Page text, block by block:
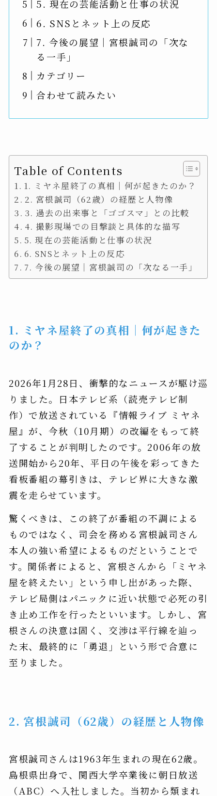
5. 現在の芸能活動と仕事の状況
6. SNSとネット上の反応
7. 今後の展望｜宮根誠司の「次な
る一手」
カテゴリー
合わせて読みたい
Table of Contents
1. ミヤネ屋終了の真相｜何が起きたのか？
2. 宮根誠司（62歳）の経歴と人物像
3. 過去の出来事と「ゴゴスマ」との比較
4. 撮影現場での目撃談と具体的な描写
5. 現在の芸能活動と仕事の状況
6. SNSとネット上の反応
7. 今後の展望｜宮根誠司の「次なる一手」
1. ミヤネ屋終了の真相｜何が起きた
のか？
2026年1月28日、衝撃的なニュースが駆け巡
りました。日本テレビ系（読売テレビ制
作）で放送されている『情報ライブ ミヤネ
屋』が、今秋（10月期）の改編をもって終
了することが判明したのです。2006年の放
送開始から20年、平日の午後を彩ってきた
看板番組の幕引きは、テレビ界に大きな激
震を走らせています。
驚くべきは、この終了が番組の不調による
ものではなく、司会を務める宮根誠司さん
本人の強い希望によるものだということで
す。関係者によると、宮根さんから「ミヤネ
屋を終えたい」という申し出があった際、
テレビ局側はパニックに近い状態で必死の引
き止め工作を行ったといいます。しかし、宮
根さんの決意は固く、交渉は平行線を辿っ
た末、最終的に「勇退」という形で合意に
至りました。
2. 宮根誠司（62歳）の経歴と人物像
宮根誠司さんは1963年生まれの現在62歳。
島根県出身で、関西大学卒業後に朝日放送
（ABC）へ入社しました。当初から類まれ